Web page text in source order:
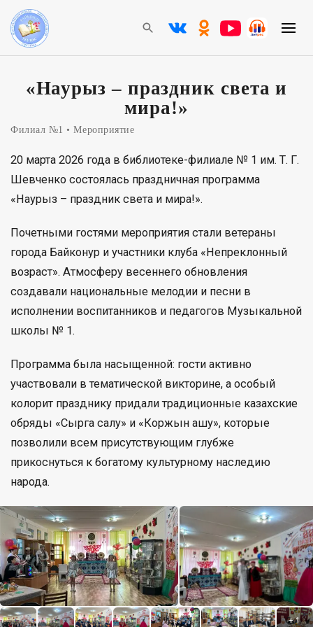
«Наурыз – праздник света и
мира!»
Филиал №1 Мероприятие
20 марта 2026 года в библиотеке-филиале № 1 им. Т. Г.
Шевченко состоялась праздничная программа
«Наурыз – праздник света и мира!».
Почетными гостями мероприятия стали ветераны
города Байконур и участники клуба «Непреклонный
возраст». Атмосферу весеннего обновления
создавали национальные мелодии и песни в
исполнении воспитанников и педагогов Музыкальной
школы № 1.
Программа была насыщенной: гости активно
участвовали в тематической викторине, а особый
колорит празднику придали традиционные казахские
обряды «Сырга салу» и «Коржын ашу», которые
позволили всем присутствующим глубже
прикоснуться к богатому культурному наследию
народа.
+1